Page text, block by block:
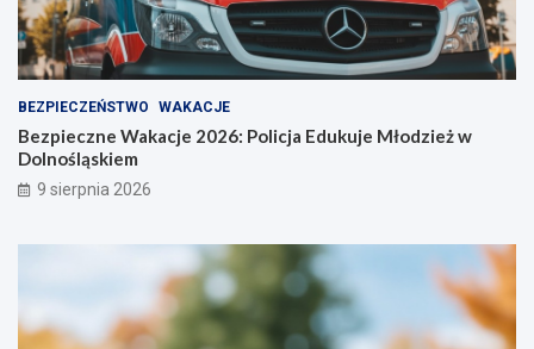
BEZPIECZEŃSTWO WAKACJE
Bezpieczne Wakacje 2026: Policja Edukuje Młodzież w
Dolnośląskiem
9 sierpnia 2026